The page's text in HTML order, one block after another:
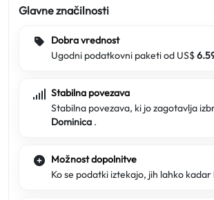
Glavne značilnosti
Dobra vrednost
Ugodni podatkovni paketi od US$
Stabilna povezava
Stabilna povezava, ki jo zagotavlja
Dominica .
Možnost dopolnitve
Ko se podatki iztekajo, jih lahko